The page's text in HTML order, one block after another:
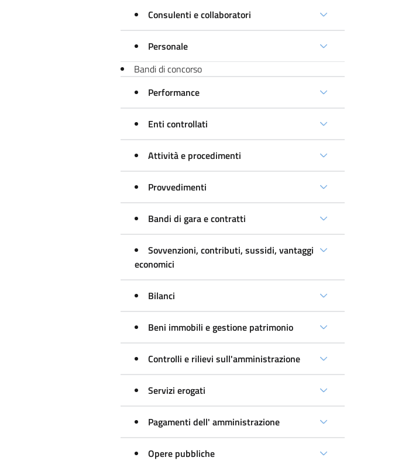
Consulenti e collaboratori
Personale
Bandi di concorso
Performance
Enti controllati
Attività e procedimenti
Provvedimenti
Bandi di gara e contratti
Sovvenzioni, contributi, sussidi, vantaggi
economici
Bilanci
Beni immobili e gestione patrimonio
Controlli e rilievi sull'amministrazione
Servizi erogati
Pagamenti dell' amministrazione
Opere pubbliche